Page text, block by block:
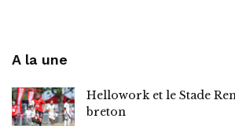
A la une
Hellowork et le Stade
breton